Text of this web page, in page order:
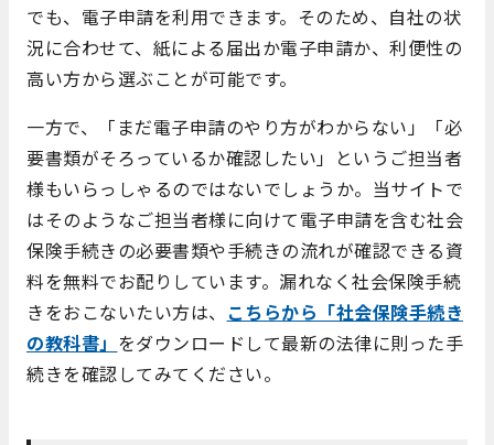
でも、電子申請を利用できます。そのため、自社の状
況に合わせて、紙による届出か電子申請か、利便性の
高い方から選ぶことが可能です。
一方で、「まだ電子申請のやり方がわからない」「必
要書類がそろっているか確認したい」というご担当者
様もいらっしゃるのではないでしょうか。当サイトで
はそのようなご担当者様に向けて電子申請を含む社会
保険手続きの必要書類や手続きの流れが確認できる資
料を無料でお配りしています。漏れなく社会保険手続
きをおこないたい方は、 こちらから「社会保険手続き
の教科書」 をダウンロードして最新の法律に則った手
続きを確認してみてください。